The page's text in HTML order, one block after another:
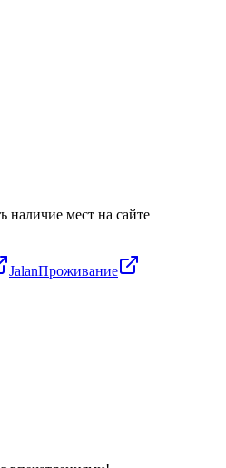
наличие мест на сайте
JalanПроживание